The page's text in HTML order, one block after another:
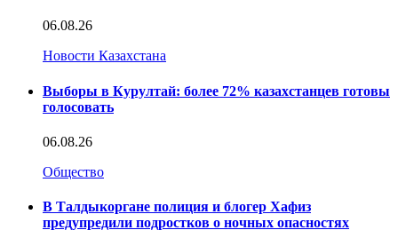
06.08.26
Новости Казахстана
Выборы в Курултай: более 72% казахстанцев готовы
голосовать
06.08.26
Общество
В Талдыкоргане полиция и блогер Хафиз
предупредили подростков о ночных опасностях